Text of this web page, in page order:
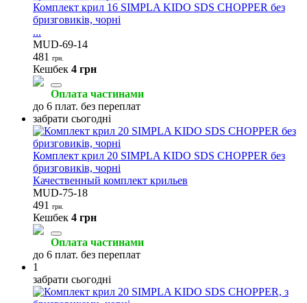
Комплект крил 16 SIMPLA KIDO SDS CHOPPER без
бризговиків, чорні
...
MUD-69-14
481
грн.
Кешбек 4 грн
Оплата частинами
до 6 плат. без переплат
забрати сьогодні
Комплект крил 20 SIMPLA KIDO SDS CHOPPER без
бризговиків, чорні
Качественный комплект крильев
MUD-75-18
491
грн.
Кешбек 4 грн
Оплата частинами
до 6 плат. без переплат
1
забрати сьогодні